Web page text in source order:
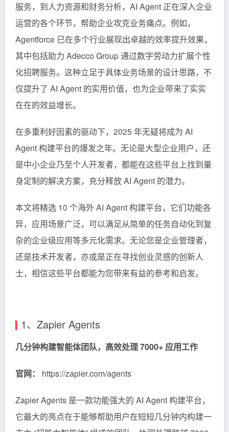
服务，到人力资源和财务分析，AI Agent 正在深入企业
运营的各个环节，帮助企业攻克业务痛点。例如，
Agentforce 已在多个行业展现出卓越的效率提升效果，
其中包括助力 Adecco Group 通过数字劳动力扩展个性
化招聘服务。这种立足于具体业务场景的设计思路，不
仅提升了 AI Agent 的实用价值，也为企业带来了实实
在在的效益增长。
在多重利好因素的驱动下，2025 年无疑将成为 AI
Agent 构建平台的爆发之年。无论是大型企业用户，还
是中小企业乃至个人开发者，都能在这些平台上找到量
身定制的解决方案，充分释放 AI Agent 的潜力。
本文将精选 10 个海外 AI Agent 构建平台，它们功能各
异，应用场景广泛，可以满足从简单的任务自动化到复
杂的企业级应用等多元化需求。无论您是企业管理者，
还是技术开发者，亦或是正在寻找创业灵感的创新人
士，相信这些平台都能为您带来有益的参考和启发。
1、Zapier Agents
几分钟构建智能体团队，高效处理 7000+ 应用工作
官网： https://zapier.com/agents
Zapier Agents 是一款功能强大的 AI Agent 构建平台，
它最大的亮点在于能够帮助用户在短短几分钟内构建一